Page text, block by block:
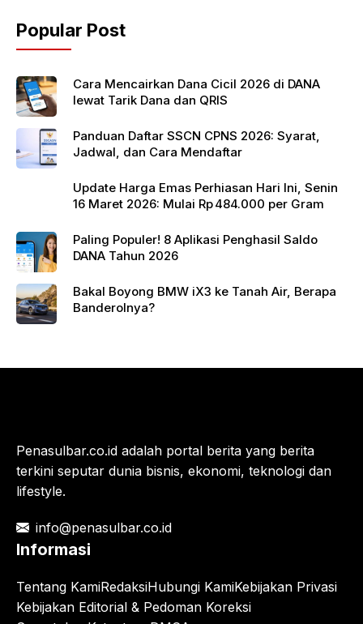
o
o
k
p
p
Popular Post
Cara Mencairkan Dana Cicil 2026 di DANA
lewat Tarik Dana dan QRIS
Panduan Daftar SSCN CPNS 2026: Syarat,
Jadwal, dan Cara Mendaftar
Update Harga Emas Perhiasan Hari Ini, Senin
16 Maret 2026: Mulai Rp 484.000 per Gram
Paling Populer! 8 Aplikasi Penghasil Saldo
DANA Tahun 2026
Bakal Boyong BMW iX3 ke Tanah Air, Berapa
Banderolnya?
Penasulbar.co.id adalah portal berita yang berita
terkini seputar dunia bisnis, ekonomi, teknologi dan
lifestyle.
info@penasulbar.co.id
Informasi
Tentang KamiRedaksiHubungi KamiKebijakan Privasi
Kebijakan Editorial & Pedoman Koreksi